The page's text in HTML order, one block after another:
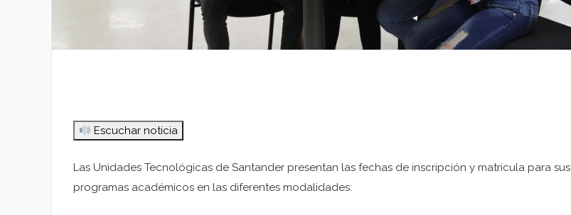
Escuchar noticia
Las Unidades Tecnológicas de Santander presentan las fechas de inscripción y matricula para sus
programas académicos en las diferentes modalidades: